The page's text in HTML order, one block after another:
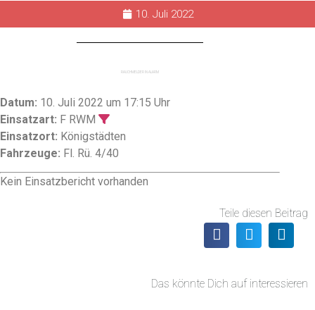
10. Juli 2022
RAUCHMELDER IN ALARM
Datum: 10. Juli 2022 um 17:15 Uhr
Einsatzart: F RWM
Einsatzort: Königstädten
Fahrzeuge: Fl. Rü. 4/40
Kein Einsatzbericht vorhanden
Teile diesen Beitrag
Das könnte Dich auf interessieren